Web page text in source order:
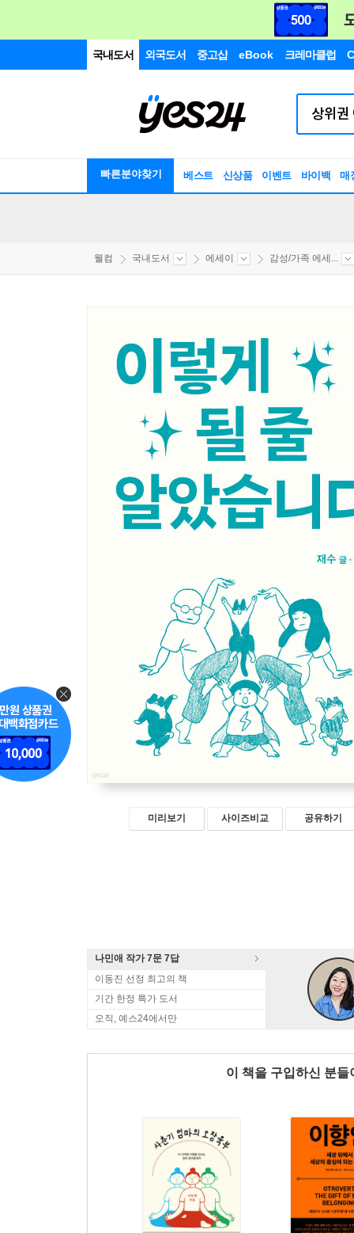
국내도서 외국도서 중고샵 eBook 크레마클럽
빠른분야찾기 베스트 신상품 이벤트 바이백 매
웰컴 국내도서 에세이 감성/가족 에세...
미리보기 사이즈비교 공유하기
나민애 작가 7문 7답
이동진 선정 최고의 책
기간 한정 특가 도서
오직, 예스24에서만
이 책을 구입하신 분